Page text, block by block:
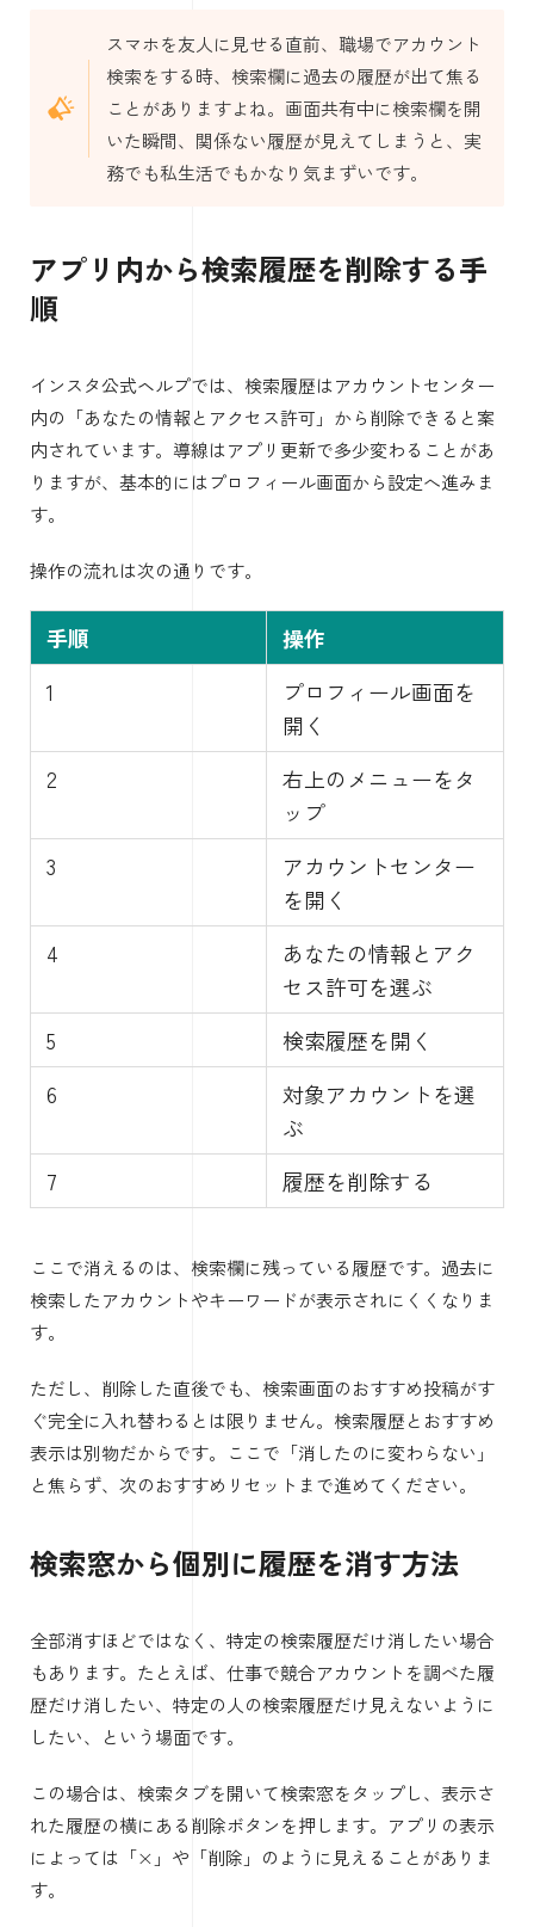
スマホを友人に見せる直前、職場でアカウント
検索をする時、検索欄に過去の履歴が出て焦る
ことがありますよね。画面共有中に検索欄を開
いた瞬間、関係ない履歴が見えてしまうと、実
務でも私生活でもかなり気まずいです。
アプリ内から検索履歴を削除する手
順
インスタ公式ヘルプでは、検索履歴はアカウントセンター
内の「あなたの情報とアクセス許可」から削除できると案
内されています。導線はアプリ更新で多少変わることがあ
りますが、基本的にはプロフィール画面から設定へ進みま
す。
操作の流れは次の通りです。
手順
操作
1
プロフィール画面を
開く
2
右上のメニューをタ
ップ
3
アカウントセンター
を開く
4
あなたの情報とアク
セス許可を選ぶ
5
検索履歴を開く
6
対象アカウントを選
ぶ
7
履歴を削除する
ここで消えるのは、検索欄に残っている履歴です。過去に
検索したアカウントやキーワードが表示されにくくなりま
す。
ただし、削除した直後でも、検索画面のおすすめ投稿がす
ぐ完全に入れ替わるとは限りません。検索履歴とおすすめ
表示は別物だからです。ここで「消したのに変わらない」
と焦らず、次のおすすめリセットまで進めてください。
検索窓から個別に履歴を消す方法
全部消すほどではなく、特定の検索履歴だけ消したい場合
もあります。たとえば、仕事で競合アカウントを調べた履
歴だけ消したい、特定の人の検索履歴だけ見えないように
したい、という場面です。
この場合は、検索タブを開いて検索窓をタップし、表示さ
れた履歴の横にある削除ボタンを押します。アプリの表示
によっては「×」や「削除」のように見えることがありま
す。